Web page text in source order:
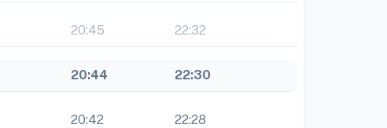
20:45 22:32
20:44 22:30
20:42 22:28